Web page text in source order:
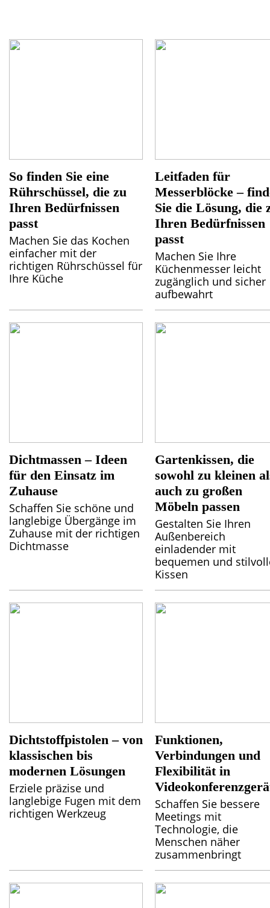
So finden Sie eine
Rührschüssel, die zu
Ihren Bedürfnissen
passt
Machen Sie das Kochen
einfacher mit der
richtigen Rührschüssel für
Ihre Küche
Leitfaden für
Messerblöcke –
Sie die Lösung, die
Ihren Bedürfnissen
passt
Machen Sie Ihre
Küchenmesser leicht
zugänglich und sicher
aufbewahrt
Dichtmassen – Ideen
für den Einsatz im
Zuhause
Schaffen Sie schöne und
langlebige Übergänge im
Zuhause mit der richtigen
Dichtmasse
Gartenkissen, die
sowohl zu kleinen
auch zu großen
Möbeln passen
Gestalten Sie Ihren
Außenbereich
einladender mit
bequemen und
Kissen
Dichtstoffpistolen – von
klassischen bis
modernen Lösungen
Erziele präzise und
langlebige Fugen mit dem
richtigen Werkzeug
Funktionen,
Verbindungen und
Flexibilität in
Schaffen Sie bessere
Meetings mit
Technologie, die
Menschen näher
zusammenbringt